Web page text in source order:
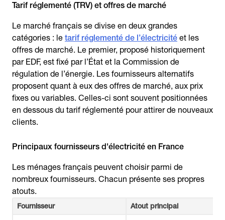
Tarif réglementé (TRV) et offres de marché
Le marché français se divise en deux grandes
catégories : le tarif réglementé de l’électricité et les
offres de marché. Le premier, proposé historiquement
par EDF, est fixé par l’État et la Commission de
régulation de l’énergie. Les fournisseurs alternatifs
proposent quant à eux des offres de marché, aux prix
fixes ou variables. Celles-ci sont souvent positionnées
en dessous du tarif réglementé pour attirer de nouveaux
clients.
Principaux fournisseurs d'électricité en France
Les ménages français peuvent choisir parmi de
nombreux fournisseurs. Chacun présente ses propres
atouts.
Fournisseur Atout principal